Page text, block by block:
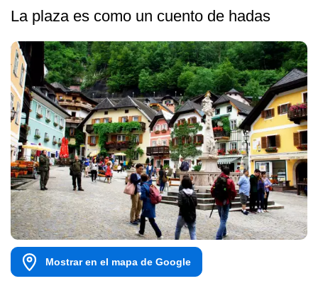
La plaza es como un cuento de hadas
Mostrar en el mapa de Google